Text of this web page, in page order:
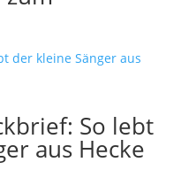
So lebt
aus Hecke